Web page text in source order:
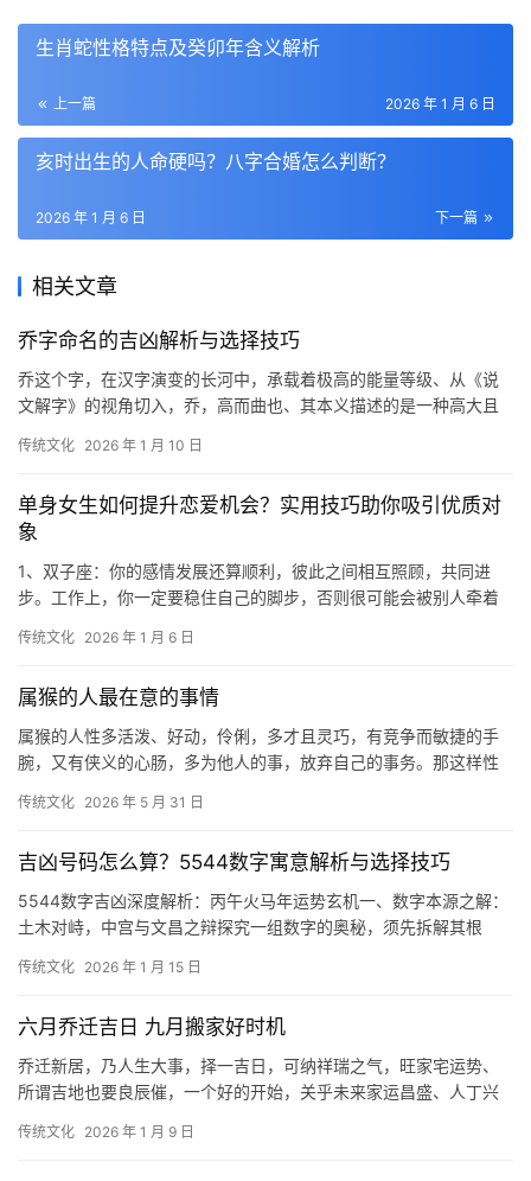
生肖蛇性格特点及癸卯年含义解析
上一篇 2026 年 1 月 6 日
亥时出生的人命硬吗？八字合婚怎么判断？
下一篇
2026 年 1 月 6 日
相关文章
乔字命名的吉凶解析与选择技巧
乔这个字，在汉字演变的长河中，承载着极高的能量等级、从《说
文解字》的视角切入，乔，高而曲也、其本义描述的是一种高大且
传统文化 2026 年 1 月 10 日
单身女生如何提升恋爱机会？实用技巧助你吸引优质对
象
1、双子座：你的感情发展还算顺利，彼此之间相互照顾，共同进
步。工作上，你一定要稳住自己的脚步，否则很可能会被别人牵着
传统文化 2026 年 1 月 6 日
属猴的人最在意的事情
属猴的人性多活泼、好动，伶俐，多才且灵巧，有竞争而敏捷的手
腕，又有侠义的心肠，多为他人的事，放弃自己的事务。那这样性
传统文化 2026 年 5 月 31 日
吉凶号码怎么算？5544数字寓意解析与选择技巧
5544数字吉凶深度解析：丙午火马年运势玄机一、数字本源之解：
土木对峙，中宫与文昌之辩探究一组数字的奥秘，须先拆解其根
传统文化 2026 年 1 月 15 日
六月乔迁吉日 九月搬家好时机
乔迁新居，乃人生大事，择一吉日，可纳祥瑞之气，旺家宅运势、
所谓吉地也要良辰催，一个好的开始，关乎未来家运昌盛、人丁兴
传统文化 2026 年 1 月 9 日